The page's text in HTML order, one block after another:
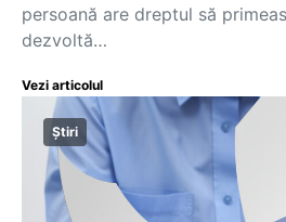
persoană are dreptul să
dezvoltă…
Vezi articolul
Știri